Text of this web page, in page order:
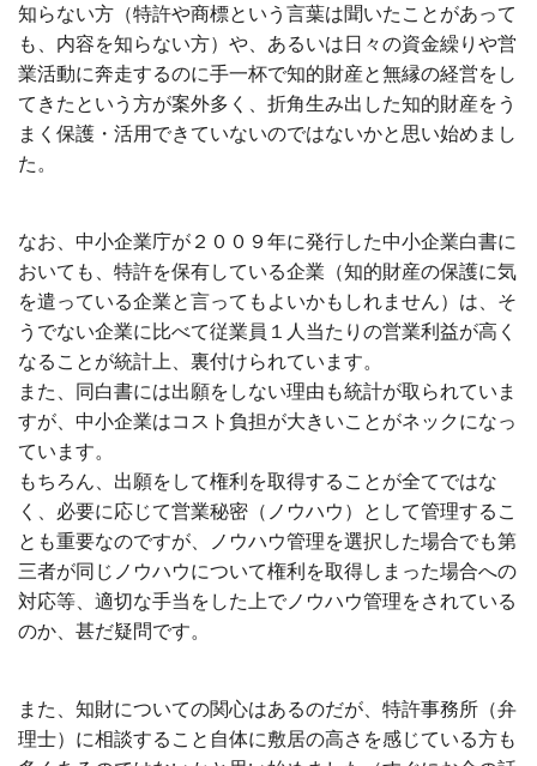
知らない方（特許や商標という言葉は聞いたことがあって
も、内容を知らない方）や、あるいは日々の資金繰りや営
業活動に奔走するのに手一杯で知的財産と無縁の経営をし
てきたという方が案外多く、折角生み出した知的財産をう
まく保護・活用できていないのではないかと思い始めまし
た。
なお、中小企業庁が２００９年に発行した中小企業白書に
おいても、特許を保有している企業（知的財産の保護に気
を遣っている企業と言ってもよいかもしれません）は、そ
うでない企業に比べて従業員１人当たりの営業利益が高く
なることが統計上、裏付けられています。
また、同白書には出願をしない理由も統計が取られていま
すが、中小企業はコスト負担が大きいことがネックになっ
ています。
もちろん、出願をして権利を取得することが全てではな
く、必要に応じて営業秘密（ノウハウ）として管理するこ
とも重要なのですが、ノウハウ管理を選択した場合でも第
三者が同じノウハウについて権利を取得しまった場合への
対応等、適切な手当をした上でノウハウ管理をされている
のか、甚だ疑問です。
また、知財についての関心はあるのだが、特許事務所（弁
理士）に相談すること自体に敷居の高さを感じている方も